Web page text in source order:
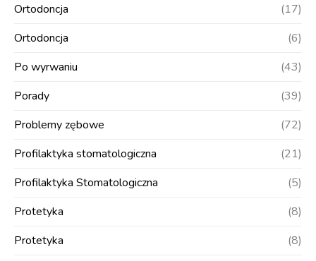
Ortodoncja
(17)
Ortodoncja
(6)
Po wyrwaniu
(43)
Porady
(39)
Problemy zębowe
(72)
Profilaktyka stomatologiczna
(21)
Profilaktyka Stomatologiczna
(5)
Protetyka
(8)
Protetyka
(8)